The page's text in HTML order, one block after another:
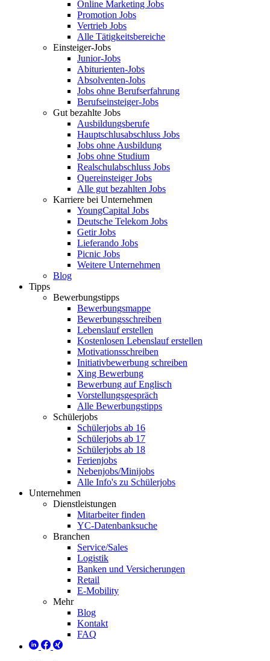
Online Marketing Jobs
Promotion Jobs
Vertrieb Jobs
Alle Tätigkeitsbereiche
Einsteiger-Jobs
Junior-Jobs
Abiturienten-Jobs
Absolventen-Jobs
Jobs ohne Berufserfahrung
Berufseinsteiger-Jobs
Gut bezahlte Jobs
Ausbildungsberufe
Hauptschlusabschluss Jobs
Jobs ohne Ausbildung
Jobs ohne Studium
Realschulabschluss Jobs
Quereinsteiger Jobs
Alle gut bezahlten Jobs
Karriere bei Unternehmen
YoungCapital Jobs
Deutsche Telekom Jobs
Getir Jobs
Lieferando Jobs
Picnic Jobs
Weitere Unternehmen
Blog
Tipps
Bewerbungstipps
Bewerbungsmappe
Bewerbungsschreiben
Lebenslauf erstellen
Kostenlosen Lebenslauf erstellen
Motivationsschreiben
Initiativbewerbung schreiben
Xing Bewerbung
Bewerbung auf Englisch
Vorstellungsgespräch
Alle Bewerbungstipps
Schülerjobs
Schülerjobs ab 16
Schülerjobs ab 17
Schülerjobs ab 18
Ferienjobs
Nebenjobs/Minijobs
Alle Info's zu Schülerjobs
Unternehmen
Dienstleistungen
Mitarbeiter finden
YC-Datenbanksuche
Branchen
Service/Sales
Logistik
Banken und Versicherungen
Retail
E-Mobility
Mehr
Blog
Kontakt
FAQ